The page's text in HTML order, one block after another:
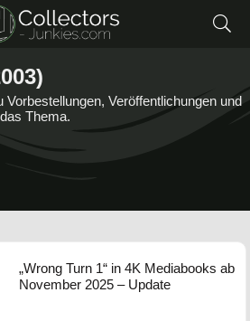
Veröffentlichungen und
Thema.
„Wrong Turn 1“ in 4K Mediabooks ab
November 2025 – Update